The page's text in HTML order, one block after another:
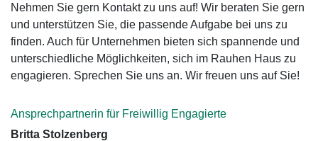
Nehmen Sie gern Kontakt zu uns auf! Wir beraten Sie gern
und unterstützen Sie, die passende Aufgabe bei uns zu
finden. Auch für Unternehmen bieten sich spannende und
unterschiedliche Möglichkeiten, sich im Rauhen Haus zu
engagieren. Sprechen Sie uns an. Wir freuen uns auf Sie!
Ansprechpartnerin für Freiwillig Engagierte
Britta Stolzenberg